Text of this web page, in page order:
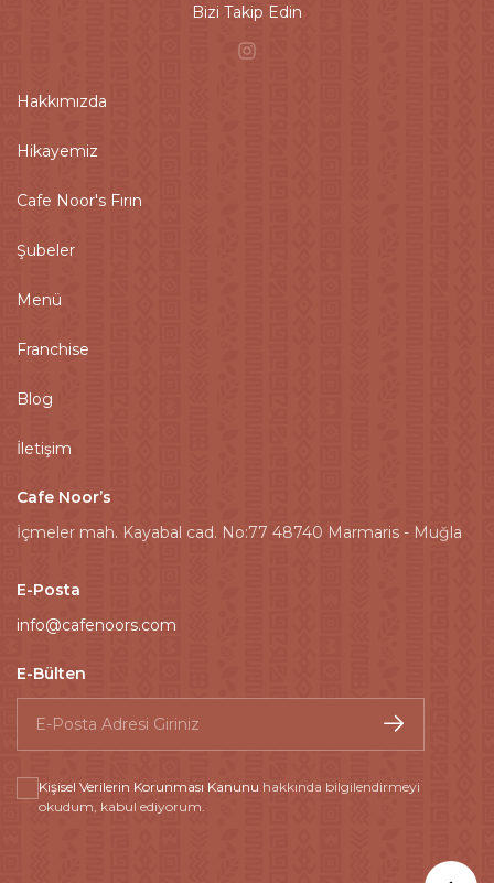
Bizi Takip Edin
Hakkımızda
Hikayemiz
Cafe Noor's Fırın
Şubeler
Menü
Franchise
Blog
İletişim
Cafe Noor’s
İçmeler mah. Kayabal cad. No:77 48740 Marmaris - Muğla
E-Posta
info@cafenoors.com
E-Bülten
Kişisel Verilerin Korunması Kanunu hakkında bilgilendirmeyi
okudum, kabul ediyorum.